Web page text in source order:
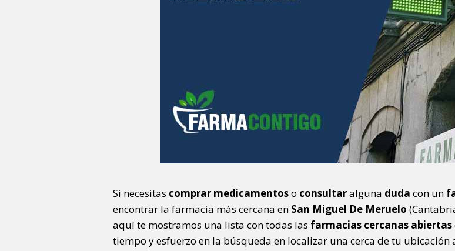
Si necesitas comprar medicamentoso consultaralguna duda con un
encontrar la farmacia más cercana en San Miguel De Meruelo
aquí te mostramos una lista con todas las farmacias cercanas abiertas
tiempo y esfuerzo en la búsqueda en localizar una cerca de tu ubicación